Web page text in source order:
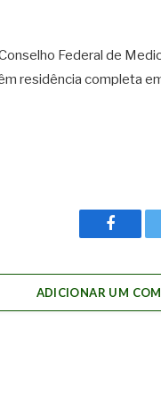
Federal de
residência completa
ADICIONAR UM